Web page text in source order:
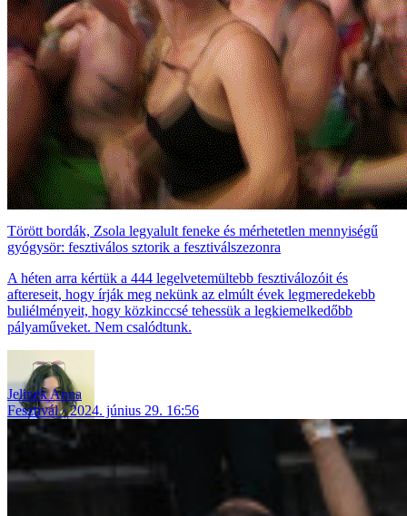
Törött bordák, Zsola legyalult feneke és mérhetetlen mennyiségű
gyógysör: fesztiválos sztorik a fesztiválszezonra
A héten arra kértük a 444 legelvetemültebb fesztiválozóit és
aftereseit, hogy írják meg nekünk az elmúlt évek legmeredekebb
buliélményeit, hogy közkinccsé tehessük a legkiemelkedőbb
pályaműveket. Nem csalódtunk.
Jelinek Anna
Fesztivál
2024. június 29. 16:56